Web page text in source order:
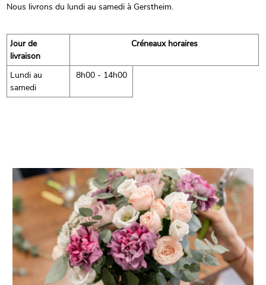
Nous livrons du lundi au samedi à Gerstheim.
Jour de
livraison
Créneaux horaires
Lundi au
samedi
8h00 - 14h00